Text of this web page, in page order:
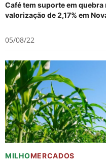
Café tem suporte em
valorização de 2,17% em
05/08/22
MILHOMERCADOS